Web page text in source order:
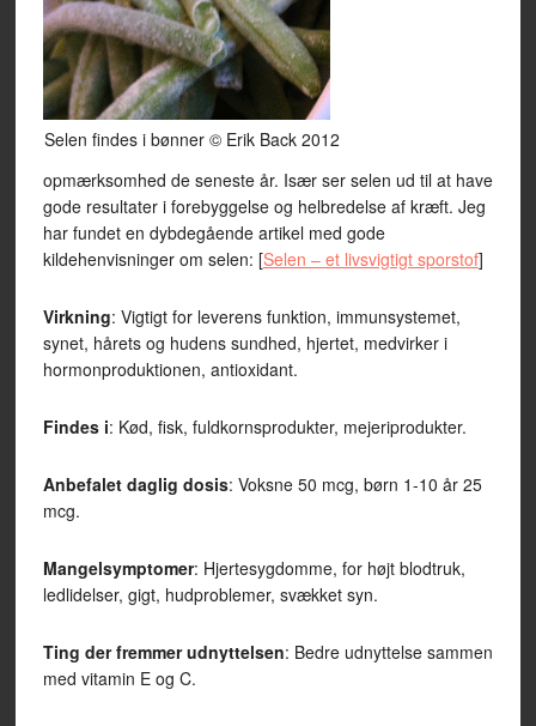
Selen findes i bønner © Erik Back 2012
opmærksomhed de seneste år. Især ser selen ud til at have
gode resultater i forebyggelse og helbredelse af kræft. Jeg
har fundet en dybdegående artikel med gode
kildehenvisninger om selen: [Selen – et livsvigtigt sporstof]
Virkning: Vigtigt for leverens funktion, immunsystemet,
synet, hårets og hudens sundhed, hjertet, medvirker i
hormonproduktionen, antioxidant.
Findes i: Kød, fisk, fuldkornsprodukter, mejeriprodukter.
Anbefalet daglig dosis: Voksne 50 mcg, børn 1-10 år 25
mcg.
Mangelsymptomer: Hjertesygdomme, for højt blodtruk,
ledlidelser, gigt, hudproblemer, svækket syn.
Ting der fremmer udnyttelsen: Bedre udnyttelse sammen
med vitamin E og C.